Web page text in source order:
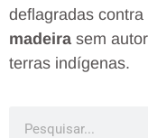
deflagradas contra
madeira sem
terras indígenas.